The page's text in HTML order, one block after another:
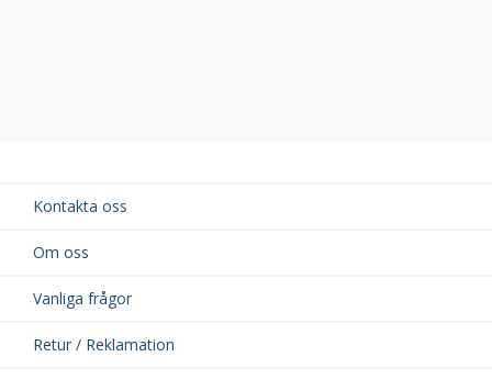
Kontakta oss
Om oss
Vanliga frågor
Retur / Reklamation